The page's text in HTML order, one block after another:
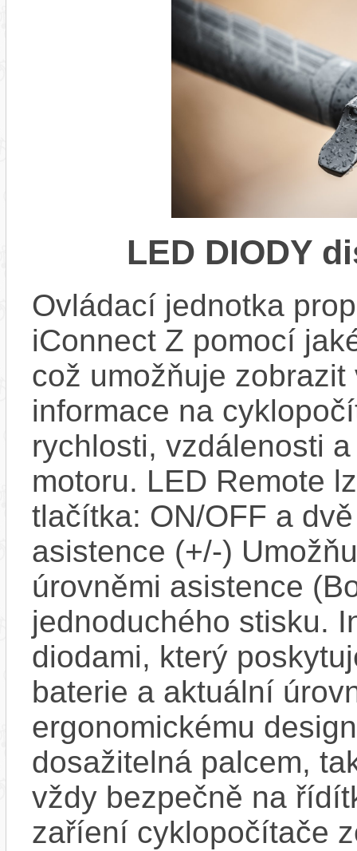
LED DIODY
Ovládací jednotka
iConnect Z pomocí
což umožňuje
informace na
rychlosti, vzdálenosti
motoru. LED Remote
tlačítka: ON/OFF a
asistence (+/-)
úrovněmi asistence
jednoduchého stisku.
diodami, který
baterie a aktuální
ergonomickému
dosažitelná palcem,
vždy bezpečně na
zaříení cyklopočítače